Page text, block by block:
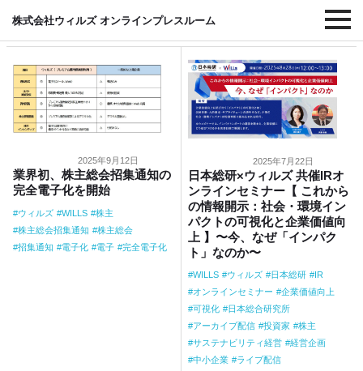
株式会社ウィルズ オンラインプレスルーム
#化
2025年9月12日
業界初、株主総会招集通知の
完全電子化を開始
ウィルズ WILLS
株主
株主総会招集通知
株主総会
招集通知
電子化 電子 完全電子化
2025年7月22日
日本総研×ウィルズ 共催IRオ
ンラインセミナー【 これから
の情報開示：社会・環境イン
パクトの可視化と企業価値向
上 】〜今、なぜ「インパク
ト」なのか〜
WILLS ウィルズ 日本総研
IR
オンラインセミナー
企業価値向上
可視化
日本総合研究所
アーカイブ配信
投資家
株主
サステナビリティ経営
経営企画
中小企業
ライブ配信